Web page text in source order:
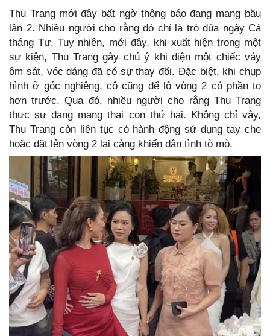
Thu Trang mới đây bất ngờ thông báo đang mang bầu
lần 2. Nhiều người cho rằng đó chỉ là trò đùa ngày Cá
tháng Tư. Tuy nhiên, mới đây, khi xuất hiện trong một
sự kiện, Thu Trang gây chú ý khi diện một chiếc váy
ôm sát, vóc dáng đã có sự thay đổi. Đặc biệt, khi chụp
hình ở góc nghiêng, cô cũng để lộ vòng 2 có phần to
hơn trước. Qua đó, nhiều người cho rằng Thu Trang
thực sự đang mang thai con thứ hai. Không chỉ vậy,
Thu Trang còn liên tục có hành động sử dụng tay che
hoặc đặt lên vòng 2 lại càng khiến dân tình tò mò.